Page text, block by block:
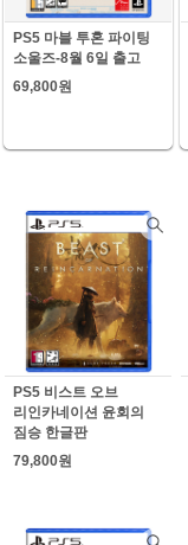
PS5 마블 투혼 파이팅
소울즈-8월 6일 출고
69,800원
PS5 비스트 오브
리인카네이션 윤회의
짐승 한글판
79,800원